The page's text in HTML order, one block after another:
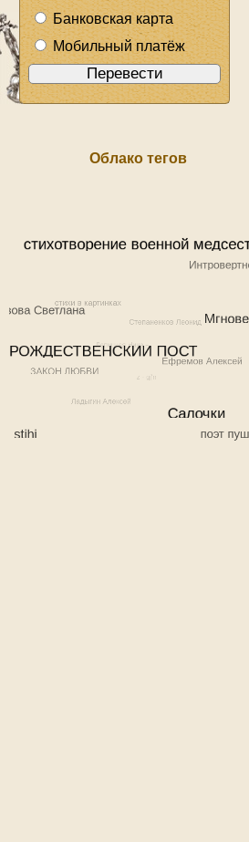
Банковская карта
Мобильный платёж
Облако тегов